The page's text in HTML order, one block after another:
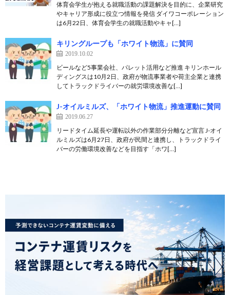
体育会学生が抱える就職活動の課題解決を目的に、企業研究
やキャリア形成に役立つ情報を発信 ダイワコーポレーション
は6月22日、体育会学生の就職活動やキャ[…]
キリングループも「ホワイト物流」に賛同
2019.10.02
ビールなど5事業会社、パレット活用など推進 キリンホール
ディングスは10月2日、政府が物流事業者や荷主企業と連携
してトラックドライバーの就労環境改善な[…]
J-オイルミルズ、「ホワイト物流」推進運動に賛同
2019.06.27
リードタイム延長や運転以外の作業部分分離など宣言 J-オイ
ルミルズは6月27日、政府が民間と連携し、トラックドライ
バーの労働環境改善などを目指す「ホワ[…]